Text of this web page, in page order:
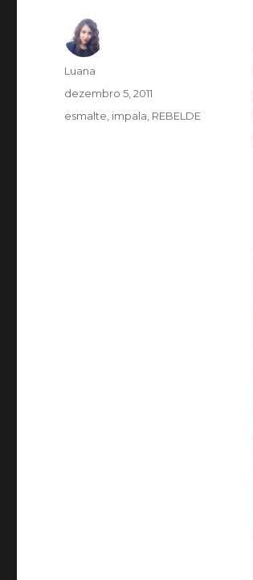
Autor
Luana
Publicado
dezembro 5, 2011
Categorias
esmalte impala REBELDE